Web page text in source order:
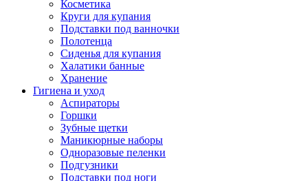
Косметика
Круги для купания
Подставки под ванночки
Полотенца
Сиденья для купания
Халатики банные
Хранение
Гигиена и уход
Аспираторы
Горшки
Зубные щетки
Маникюрные наборы
Одноразовые пеленки
Подгузники
Подставки под ноги